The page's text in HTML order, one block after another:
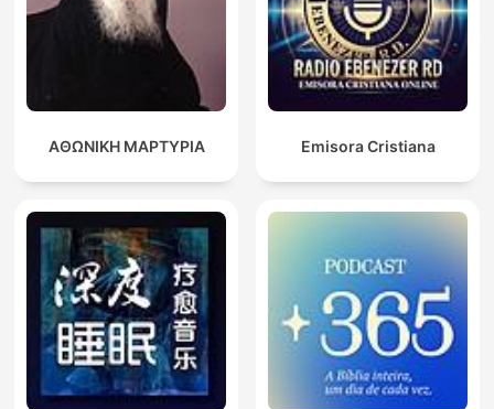
ΑΘΩΝΙΚΗ ΜΑΡΤΥΡΙΑ Emisora Cristiana